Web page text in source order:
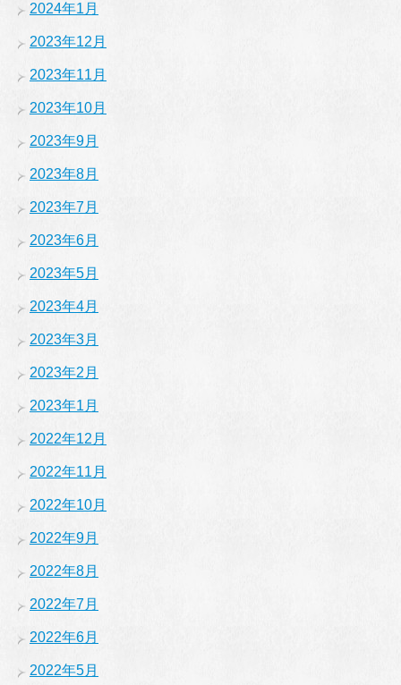
2024年1月
2023年12月
2023年11月
2023年10月
2023年9月
2023年8月
2023年7月
2023年6月
2023年5月
2023年4月
2023年3月
2023年2月
2023年1月
2022年12月
2022年11月
2022年10月
2022年9月
2022年8月
2022年7月
2022年6月
2022年5月